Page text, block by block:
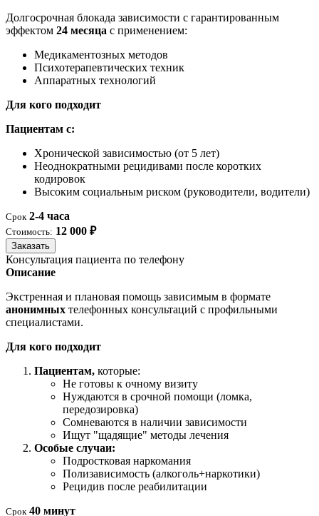
Долгосрочная блокада зависимости с гарантированным
эффектом 24 месяца с применением:
Медикаментозных методов
Психотерапевтических техник
Аппаратных технологий
Для кого подходит
Пациентам с:
Хронической зависимостью (от 5 лет)
Неоднократными рецидивами после коротких
кодировок
Высоким социальным риском (руководители, водители)
Срок 2-4 часа
Стоимость: 12 000 ₽
Заказать
Консультация пациента по телефону
Описание
Экстренная и плановая помощь зависимым в формате
анонимных телефонных консультаций с профильными
специалистами.
Для кого подходит
Пациентам, которые:
Не готовы к очному визиту
Нуждаются в срочной помощи (ломка,
передозировка)
Сомневаются в наличии зависимости
Ищут "щадящие" методы лечения
Особые случаи:
Подростковая наркомания
Полизависимость (алкоголь+наркотики)
Рецидив после реабилитации
Срок 40 минут